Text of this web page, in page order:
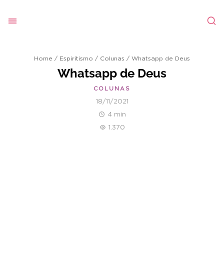
Home / Espiritismo / Colunas / Whatsapp de Deus
Whatsapp de Deus
COLUNAS
18/11/2021
4 min
1.370